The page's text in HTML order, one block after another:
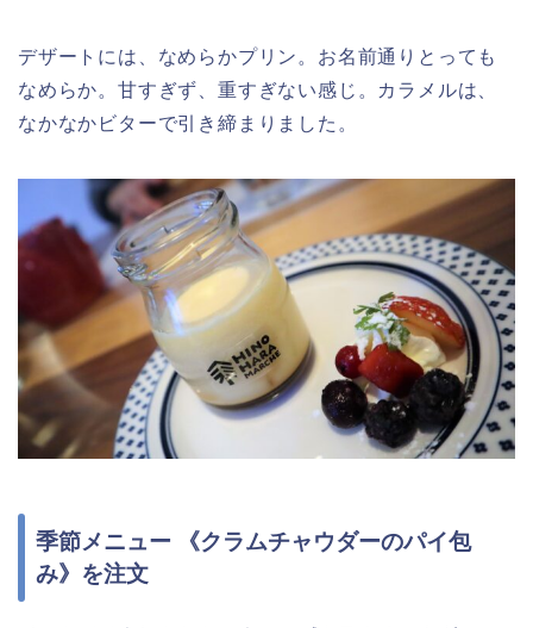
デザートには、なめらかプリン。お名前通りとっても
なめらか。甘すぎず、重すぎない感じ。カラメルは、
なかなかビターで引き締まりました。
季節メニュー 《クラムチャウダーのパイ包
み》を注文